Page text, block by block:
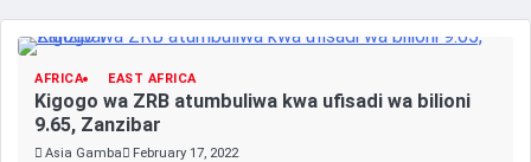
AFRICA EAST AFRICA
Kigogo wa ZRB atumbuliwa kwa ufisadi wa bilioni
9.65, Zanzibar
Asia Gamba February 17, 2022